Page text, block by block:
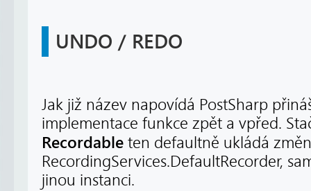
UNDO / REDO
Jak již název napovídá PostSharp
implementace funkce zpět a vpřed.
Recordable ten defaultně ukládá
RecordingServices.DefaultRecorder,
jinou instanci.